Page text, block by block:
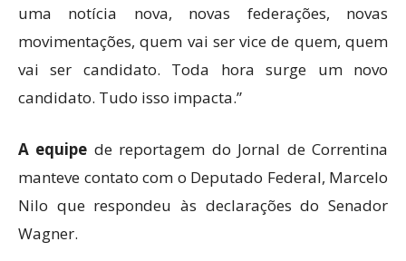
uma notícia nova, novas federações, novas
movimentações, quem vai ser vice de quem, quem
vai ser candidato. Toda hora surge um novo
candidato. Tudo isso impacta.”
A equipe de reportagem do Jornal de Correntina
manteve contato com o Deputado Federal, Marcelo
Nilo que respondeu às declarações do Senador
Wagner.